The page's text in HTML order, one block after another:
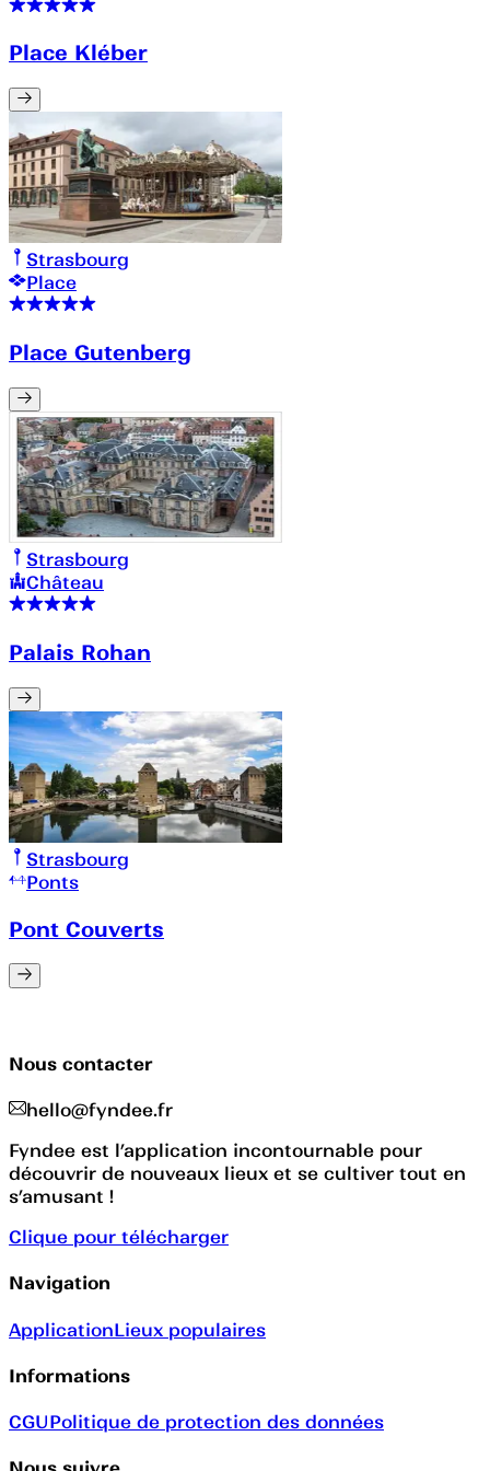
Place Kléber
Strasbourg
Place
Place Gutenberg
Strasbourg
Château
Palais Rohan
Strasbourg
Ponts
Pont Couverts
Nous contacter
hello@fyndee.fr
Fyndee est l’application incontournable pour
découvrir de nouveaux lieux et se cultiver tout en
s’amusant !
Clique pour télécharger
Navigation
ApplicationLieux populaires
Informations
CGUPolitique de protection des données